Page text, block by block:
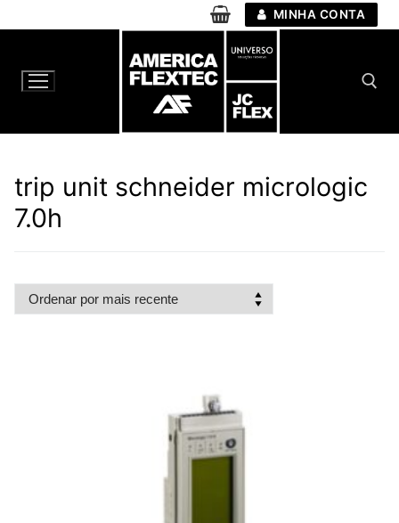
para
conteúdo
MINHA CONTA
trip unit schneider micrologic
7.0h